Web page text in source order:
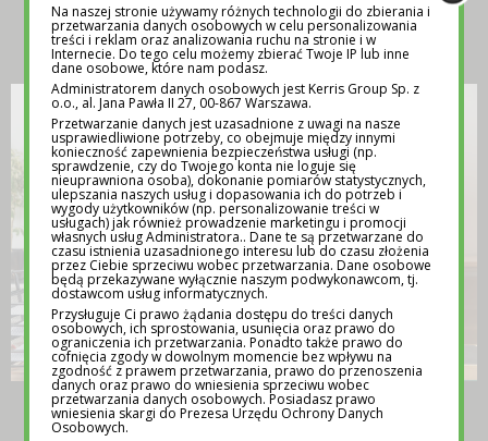
INSPIRACJA
TEMATY NA LEKCJE WYCHOWAWCZE –
POMOC DLA NAUCZYCIELI
Na naszej stronie używamy różnych technologii do zbierania i
przetwarzania danych osobowych w celu personalizowania
treści i reklam oraz analizowania ruchu na stronie i w
Internecie. Do tego celu możemy zbierać Twoje IP lub inne
dane osobowe, które nam podasz.
Administratorem danych osobowych jest Kerris Group Sp. z
o.o., al. Jana Pawła II 27, 00-867 Warszawa.
Przetwarzanie danych jest uzasadnione z uwagi na nasze
usprawiedliwione potrzeby, co obejmuje między innymi
konieczność zapewnienia bezpieczeństwa usługi (np.
sprawdzenie, czy do Twojego konta nie loguje się
nieuprawniona osoba), dokonanie pomiarów statystycznych,
ulepszania naszych usług i dopasowania ich do potrzeb i
wygody użytkowników (np. personalizowanie treści w
usługach) jak również prowadzenie marketingu i promocji
własnych usług Administratora.. Dane te są przetwarzane do
czasu istnienia uzasadnionego interesu lub do czasu złożenia
przez Ciebie sprzeciwu wobec przetwarzania. Dane osobowe
będą przekazywane wyłącznie naszym podwykonawcom, tj.
dostawcom usług informatycznych.
Przysługuje Ci prawo żądania dostępu do treści danych
osobowych, ich sprostowania, usunięcia oraz prawo do
ograniczenia ich przetwarzania. Ponadto także prawo do
cofnięcia zgody w dowolnym momencie bez wpływu na
zgodność z prawem przetwarzania, prawo do przenoszenia
danych oraz prawo do wniesienia sprzeciwu wobec
przetwarzania danych osobowych. Posiadasz prawo
wniesienia skargi do Prezesa Urzędu Ochrony Danych
Osobowych.